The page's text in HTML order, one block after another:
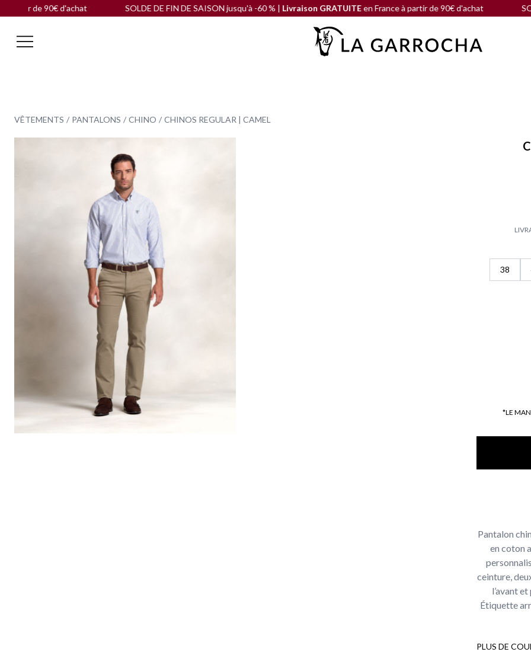
d'achat SOLDE DE FIN DE SAISON jusqu'à -60 % |Livraison GRATUITE en France à partir de 90€ d'achat SOLDE DE
VÊTEMENTS PANTALONS CHINO CHINOS REGULAR | CAMEL
38
*LE
Pantalon
en coton
ceinture,
l’avant
Étiquette
PLUS DE